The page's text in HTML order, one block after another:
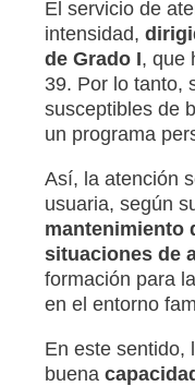
El servicio de
intensidad,
de Grado I, que
39. Por lo tanto,
susceptibles de
un programa
Así, la atención
usuaria, según
mantenimiento
situaciones de
formación para
en el entorno
En este sentido,
buena